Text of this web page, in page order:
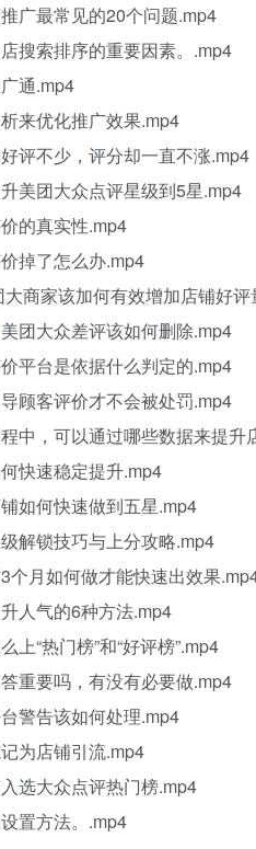
广最常见的20个问题.mp4
搜索排序的重要因素。.mp4
通.mp4
来优化推广效果.mp4
评不少，评分却一直不涨.mp4
美团大众点评星级到5星.mp4
的真实性.mp4
掉了怎么办.mp4
商家该加何有效增加店铺好评
团大众差评该如何删除.mp4
平台是依据什么判定的.mp4
顾客评价才不会被处罚.mp4
中，可以通过哪些数据来提升
快速稳定提升.mp4
如何快速做到五星.mp4
解锁技巧与上分攻略.mp4
个月如何做才能快速出效果
人气的6种方法.mp4
上“热门榜”和“好评榜”.mp4
重要吗，有没有必要做.mp4
警告该如何处理.mp4
为店铺引流.mp4
选大众点评热门榜.mp4
置方法。.mp4